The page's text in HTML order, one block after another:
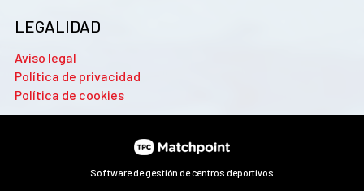
LEGALIDAD
Aviso legal
Política de privacidad
Política de cookies
Software de gestión de centros deportivos